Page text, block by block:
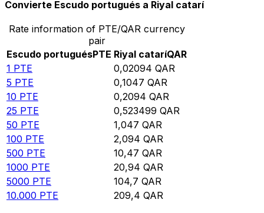
Convierte Escudo portugués a Riyal catarí
Rate information of PTE/QAR currency
pair
Escudo portuguésPTE Riyal cataríQAR
1 PTE 0,02094 QAR
5 PTE 0,1047 QAR
10 PTE 0,2094 QAR
25 PTE 0,523499 QAR
50 PTE 1,047 QAR
100 PTE 2,094 QAR
500 PTE 10,47 QAR
1000 PTE 20,94 QAR
5000 PTE 104,7 QAR
10.000 PTE 209,4 QAR